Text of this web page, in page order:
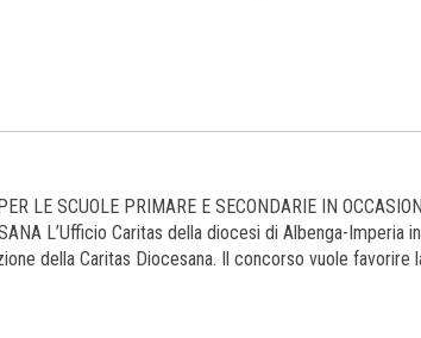
LE SCUOLE PRIMARE E SECONDARIE IN
L’Ufficio Caritas della diocesi di Albenga-Imperia
della Caritas Diocesana. Il concorso vuole favorire